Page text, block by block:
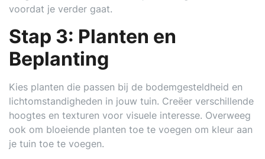
voordat je verder gaat.
Stap 3: Planten en
Beplanting
Kies planten die passen bij de bodemgesteldheid en
lichtomstandigheden in jouw tuin. Creëer verschillende
hoogtes en texturen voor visuele interesse. Overweeg
ook om bloeiende planten toe te voegen om kleur aan
je tuin toe te voegen.